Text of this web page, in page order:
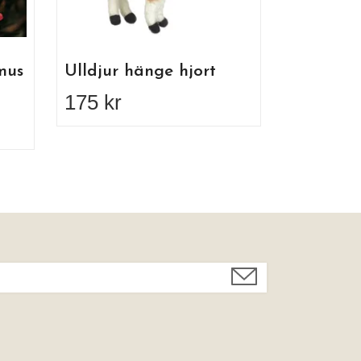
Ulldjur hänge hjort
175 kr